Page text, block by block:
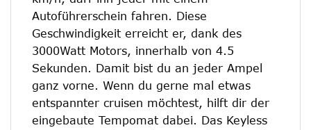
Autoführerschein fahren. Diese
Geschwindigkeit erreicht er, dank des
3000Watt Motors, innerhalb von 4.5
Sekunden. Damit bist du an jeder Ampel
ganz vorne. Wenn du gerne mal etwas
entspannter cruisen möchtest, hilft dir der
eingebaute Tempomat dabei. Das Keyless